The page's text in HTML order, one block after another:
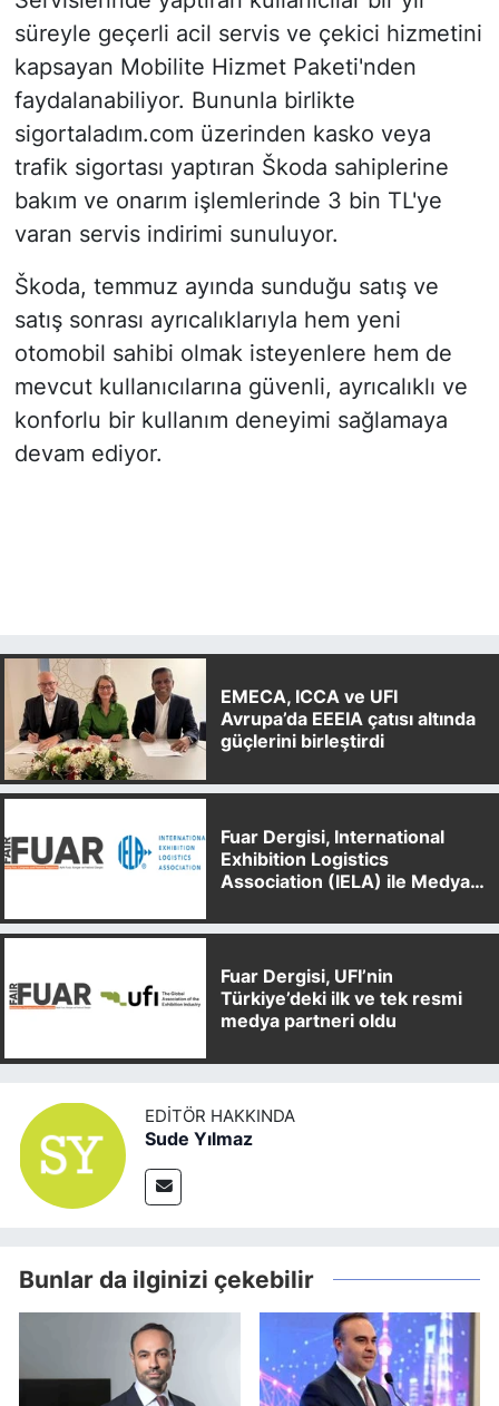
süreyle geçerli acil servis ve çekici hizmetini
kapsayan Mobilite Hizmet Paketi'nden
faydalanabiliyor. Bununla birlikte
sigortaladım.com üzerinden kasko veya
trafik sigortası yaptıran Škoda sahiplerine
bakım ve onarım işlemlerinde 3 bin TL'ye
varan servis indirimi sunuluyor.
Škoda, temmuz ayında sunduğu satış ve
satış sonrası ayrıcalıklarıyla hem yeni
otomobil sahibi olmak isteyenlere hem de
mevcut kullanıcılarına güvenli, ayrıcalıklı ve
konforlu bir kullanım deneyimi sağlamaya
devam ediyor.
EMECA, ICCA ve UFI
Avrupa’da EEEIA çatısı altında
güçlerini birleştirdi
Fuar Dergisi, International
Exhibition Logistics
Association (IELA) ile Medya
Fuar Dergisi, UFI’nin
Türkiye’deki ilk ve tek resmi
medya partneri oldu
EDITÖR HAKKINDA
Sude Yılmaz
Bunlar da ilginizi çekebilir